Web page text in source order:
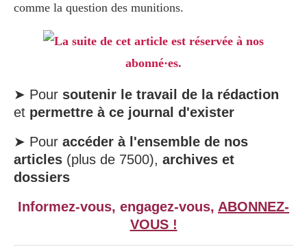
comme la question des munitions.
La suite de cet article est réservée à nos
abonné·es.
➤ Pour soutenir le travail de la rédaction
et permettre à ce journal d'exister
➤ Pour accéder à l'ensemble de nos
articles (plus de 7500), archives et
dossiers
Informez-vous, engagez-vous, ABONNEZ-
VOUS !